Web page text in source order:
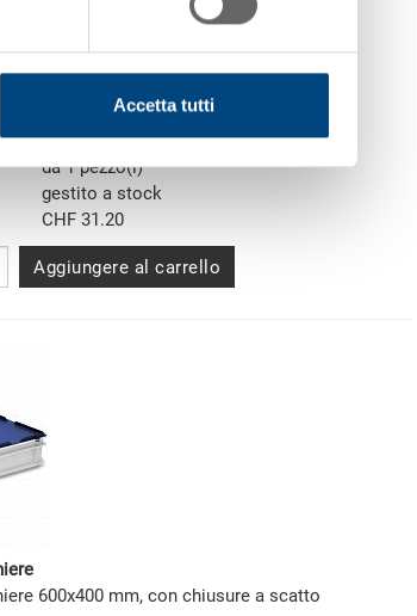
Accetta tutti
RAKO, fondo chiuso
3-208Z-0.7000.0101
da 1 pezzo(i)
gestito a stock
CHF 31.20
Aggiungere al carrello
600x400 mm, con chiusure a scatto